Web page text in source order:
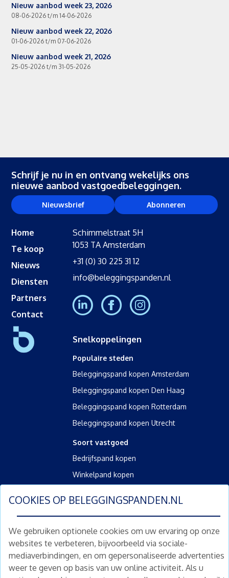
COOKIES OP BELEGGINGSPANDEN.NL
We gebruiken optionele cookies om uw ervaring op onze
websites te verbeteren, bijvoorbeeld via sociale-
mediaverbindingen, en om gepersonaliseerde advertenties
weer te geven op basis van uw online activiteit. Als u
Nieuw aanbod week 23, 2026
08-06-2026 t/m 14-06-2026
Nieuw aanbod week 22, 2026
01-06-2026 t/m 07-06-2026
Nieuw aanbod week 21, 2026
25-05-2026 t/m 31-05-2026
Schrijf je nu in en ontvang wekelijks ons
nieuwe aanbod vastgoedbeleggingen.
Nieuwsbrief Abonneren
Home
Te koop
Nieuws
Diensten
Partners
Contact
Schimmelstraat 5H
1053 TA Amsterdam
+31 (0) 30 225 31 12
info@beleggingspanden.nl
Snelkoppelingen
Populaire steden
Beleggingspand kopen Amsterdam
Beleggingspand kopen Den Haag
Beleggingspand kopen Rotterdam
Beleggingspand kopen Utrecht
Soort vastgoed
Bedrijfspand kopen
Winkelpand kopen
Overig
Diensten
Gratis waardebepaling